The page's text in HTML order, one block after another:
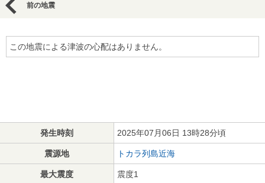
前の地震
この地震による津波の心配はありません。
発生時刻 2025年07月06日 13時28分頃
震源地 トカラ列島近海
最大震度 震度1